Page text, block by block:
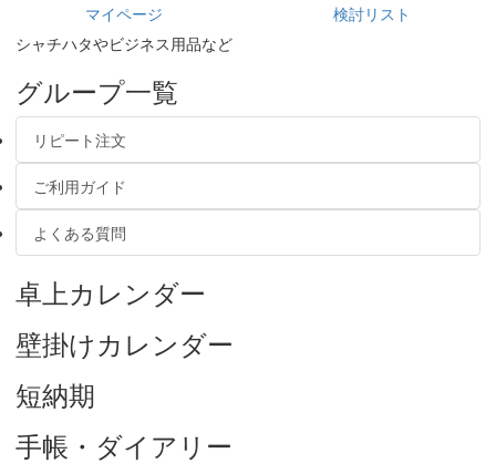
マイページ
検討リスト
シャチハタやビジネス用品など
グループ一覧
リピート注文
ご利用ガイド
よくある質問
卓上カレンダー
壁掛けカレンダー
短納期
手帳・ダイアリー